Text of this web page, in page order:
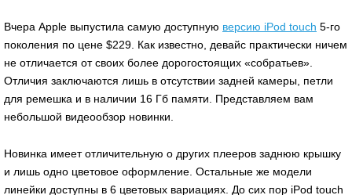
Вчера Apple выпустила самую доступную версию iPod touch 5-го
поколения по цене $229. Как известно, девайс практически ничем
не отличается от своих более дорогостоящих «собратьев».
Отличия заключаются лишь в отсутствии задней камеры, петли
для ремешка и в наличии 16 Гб памяти. Представляем вам
небольшой видеообзор новинки.
Новинка имеет отличительную о других плееров заднюю крышку
и лишь одно цветовое оформление. Остальные же модели
линейки доступны в 6 цветовых вариациях. До сих пор iPod touch